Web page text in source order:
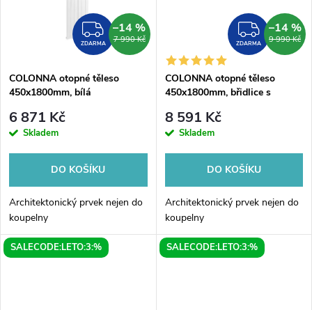
ZDARMA
ZDARMA 7 990 Kč
–14 %
COLONNA otopné těleso
450x1800mm, bílá
6 871 Kč
Skladem
DO KOŠÍKU
Architektonický prvek nejen do
koupelny
ZDARMA 9 990 Kč
–14 %
COLONNA otopné těleso
450x1800mm, břidlice s
8 591 Kč
Skladem
DO KOŠÍKU
Architektonický prvek nejen do
koupelny
SALECODE:LETO:3:% SALECODE:LETO:3:%